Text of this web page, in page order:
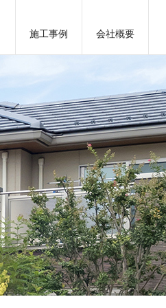
施工事例 会社概要